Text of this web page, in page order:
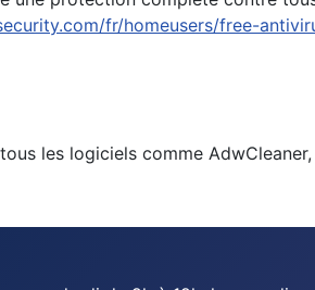
fr/homeusers/free-
les logiciels comme